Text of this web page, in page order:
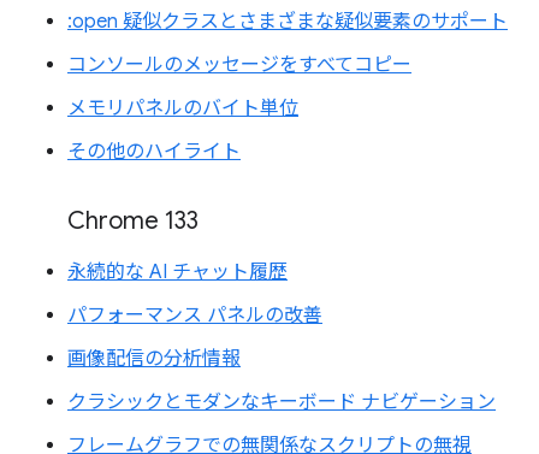
:open 疑似クラスとさまざまな疑似要素のサポート
コンソールのメッセージをすべてコピー
メモリパネルのバイト単位
その他のハイライト
Chrome 133
永続的な AI チャット履歴
パフォーマンス パネルの改善
画像配信の分析情報
クラシックとモダンなキーボード ナビゲーション
フレームグラフでの無関係なスクリプトの無視